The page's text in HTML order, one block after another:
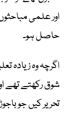
اور علمی
حاصل ہو۔
اگرچہ وہ زیادہ
تحریر کیں جو